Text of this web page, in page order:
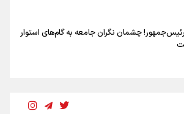
چشمان نگران جامعه به گام‌های استوار